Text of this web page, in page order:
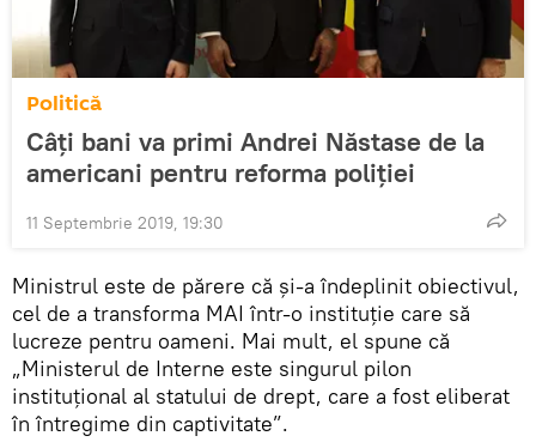
Politică
Câți bani va primi Andrei Năstase de la
americani pentru reforma poliției
11 Septembrie 2019, 19:30
Ministrul este de părere că și-a îndeplinit obiectivul,
cel de a transforma MAI într-o instituție care să
lucreze pentru oameni. Mai mult, el spune că
„Ministerul de Interne este singurul pilon
instituțional al statului de drept, care a fost eliberat
în întregime din captivitate”.